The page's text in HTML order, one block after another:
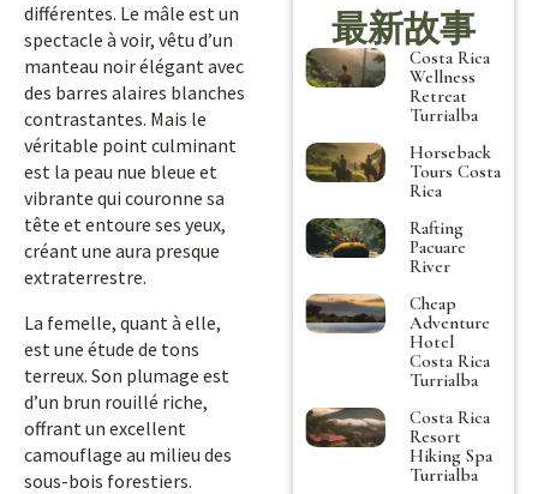
différentes. Le mâle est un
spectacle à voir, vêtu d’un
manteau noir élégant avec
des barres alaires blanches
contrastantes. Mais le
véritable point culminant
est la peau nue bleue et
vibrante qui couronne sa
tête et entoure ses yeux,
créant une aura presque
extraterrestre.
La femelle, quant à elle,
est une étude de tons
terreux. Son plumage est
d’un brun rouillé riche,
offrant un excellent
camouflage au milieu des
sous-bois forestiers.
最新故事
Costa Rica
Wellness
Retreat
Turrialba
Horseback
Tours Costa
Rica
Rafting
Pacuare
River
Cheap
Adventure
Hotel
Costa Rica
Turrialba
Costa Rica
Resort
Hiking Spa
Turrialba